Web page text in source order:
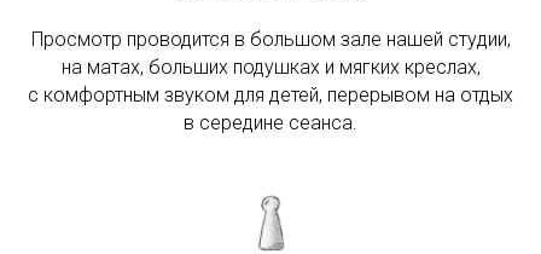
Просмотр проводится в большом зале нашей студии,
на матах, больших подушках и мягких креслах,
с комфортным звуком для детей, перерывом на отдых
в середине сеанса.